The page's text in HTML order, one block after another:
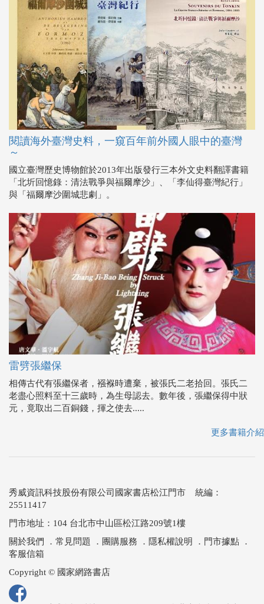
閱讀海外臺灣史料，一窺百年前外國人眼中的臺灣
～
國立臺灣歷史博物館於2013年出版發行三本外文史料翻譯書籍
「北圻回憶錄：清法戰爭與福爾摩沙」、「李仙得臺灣紀行」
與「福爾摩沙圍城悲劇」。
雷劈張繼保
相傳古代有張繼保者，襁褓時遭棄，被張氏二老拾回。張氏二
老盡心照料至十三歲時，為生母認去。數年後，張繼保得中狀
元，竟取出二百銅錢，揮之使去.....
更多書籍介紹
秀威資訊科技股份有限公司國家書店松江門市 統編：
25511417
門市地址：104 台北市中山區松江路209號1樓
關於我們
． 常見問題 ． 團購服務 ． 隱私權說明 ． 門市據點 ．
客服信箱
Copyright © 國家網路書店